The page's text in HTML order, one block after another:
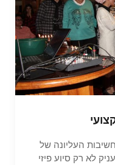
העליונה של
לא רק סיוע פיזי